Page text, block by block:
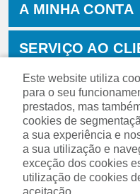
A MINHA CONTA
SERVIÇO AO
Este website utiliza
para o seu
prestados, mas
cookies de
a sua experiência e
a sua utilização e
exceção dos cookies
utilização de cookies
aceitação.